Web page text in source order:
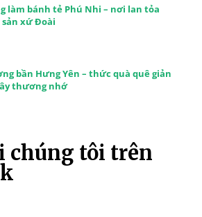
làm bánh tẻ Phú Nhi – nơi lan tỏa
sản xứ Đoài
bần Hưng Yên – thức quà quê giản
thương nhớ
chúng tôi trên